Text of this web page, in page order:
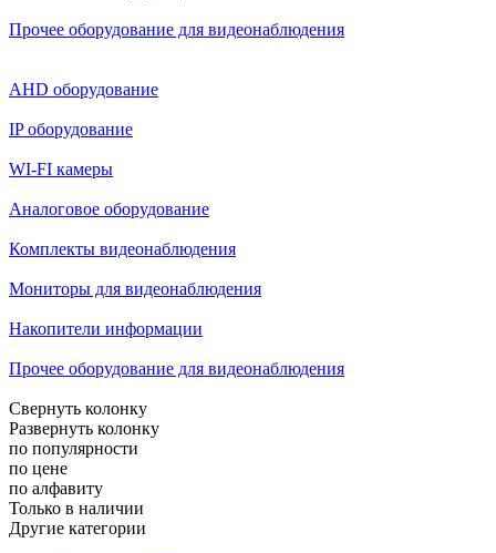
Прочее оборудование для видеонаблюдения
AHD оборудование
IP оборудование
WI-FI камеры
Аналоговое оборудование
Комплекты видеонаблюдения
Мониторы для видеонаблюдения
Накопители информации
Прочее оборудование для видеонаблюдения
Свернуть колонку
Развернуть колонку
по популярности
по цене
по алфавиту
Только в наличии
Другие категории